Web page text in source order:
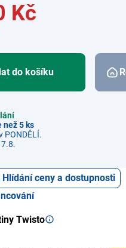
Kč
do košíku
než 5 ks
PONDĚLÍ.
Hlídání ceny a dostupnosti
Twisto